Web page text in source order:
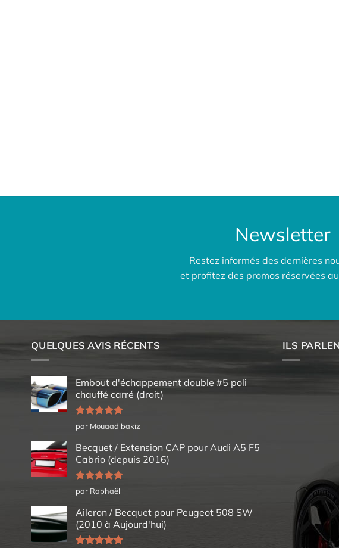
Newsletter
Restez informés des dernières
et profitez des promos réservées
QUELQUES AVIS RÉCENTS
Embout d'échappement double #5 poli
chauffé carré (droit)
Note5sur
5
par Mouaad bakiz
Becquet / Extension CAP pour Audi A5 F5
Cabrio (depuis 2016)
Note5sur
5
par Raphaël
Aileron / Becquet pour Peugeot 508 SW
(2010 à Aujourd'hui)
ILS